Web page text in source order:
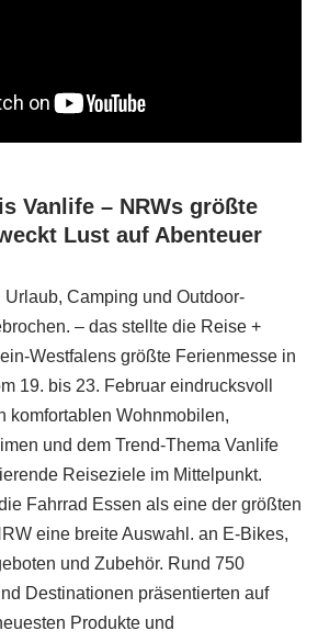
Vanlife – NRWs größte
Lust auf Abenteuer
Camping und Outdoor-
– das stellte die Reise +
Westfalens größte Ferienmesse in
19. bis 23. Februar eindrucksvoll
komfortablen Wohnmobilen,
und dem Trend-Thema Vanlife
Reiseziele im Mittelpunkt.
Fahrrad Essen als eine der größten
eine breite Auswahl. an E-Bikes,
und Zubehör. Rund 750
Destinationen präsentierten auf
Produkte und